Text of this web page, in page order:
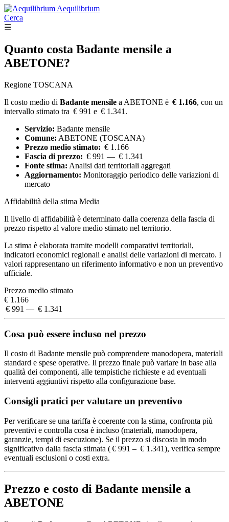
Aequilibrium
Cerca
☰
Quanto costa Badante mensile a
ABETONE?
Regione TOSCANA
Il costo medio di Badante mensile a ABETONE è € 1.166, con un
intervallo stimato tra € 991 e € 1.341.
Servizio: Badante mensile
Comune: ABETONE (TOSCANA)
Prezzo medio stimato: € 1.166
Fascia di prezzo: € 991 — € 1.341
Fonte stima: Analisi dati territoriali aggregati
Aggiornamento: Monitoraggio periodico delle variazioni di
mercato
Affidabilità della stima Media
Il livello di affidabilità è determinato dalla coerenza della fascia di
prezzo rispetto al valore medio stimato nel territorio.
La stima è elaborata tramite modelli comparativi territoriali,
indicatori economici regionali e analisi delle variazioni di mercato. I
valori rappresentano un riferimento informativo e non un preventivo
ufficiale.
Prezzo medio stimato
€ 1.166
€ 991 — € 1.341
Cosa può essere incluso nel prezzo
Il costo di Badante mensile può comprendere manodopera, materiali
standard e spese operative. Il prezzo finale può variare in base alla
qualità dei componenti, alle tempistiche richieste e ad eventuali
interventi aggiuntivi rispetto alla configurazione base.
Consigli pratici per valutare un preventivo
Per verificare se una tariffa è coerente con la stima, confronta più
preventivi e controlla cosa è incluso (materiali, manodopera,
garanzie, tempi di esecuzione). Se il prezzo si discosta in modo
significativo dalla fascia stimata ( € 991 – € 1.341), verifica sempre
eventuali esclusioni o costi extra.
Prezzo e costo di Badante mensile a
ABETONE